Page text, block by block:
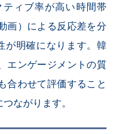
ィブ率が高い時間帯
画）による反応差を分
が明確になります。韓
エンゲージメントの質
合わせて評価すること
ながります。